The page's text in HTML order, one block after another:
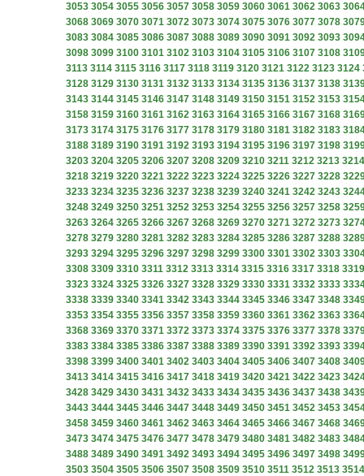
3053 3054 3055 3056 3057 3058 3059 3060 3061 3062 3063
3068 3069 3070 3071 3072 3073 3074 3075 3076 3077 3078
3083 3084 3085 3086 3087 3088 3089 3090 3091 3092 3093
3098 3099 3100 3101 3102 3103 3104 3105 3106 3107 3108
3113 3114 3115 3116 3117 3118 3119 3120 3121 3122 3123 3124
3128 3129 3130 3131 3132 3133 3134 3135 3136 3137 3138
3143 3144 3145 3146 3147 3148 3149 3150 3151 3152 3153
3158 3159 3160 3161 3162 3163 3164 3165 3166 3167 3168
3173 3174 3175 3176 3177 3178 3179 3180 3181 3182 3183
3188 3189 3190 3191 3192 3193 3194 3195 3196 3197 3198
3203 3204 3205 3206 3207 3208 3209 3210 3211 3212 3213 3214
3218 3219 3220 3221 3222 3223 3224 3225 3226 3227 3228
3233 3234 3235 3236 3237 3238 3239 3240 3241 3242 3243
3248 3249 3250 3251 3252 3253 3254 3255 3256 3257 3258
3263 3264 3265 3266 3267 3268 3269 3270 3271 3272 3273
3278 3279 3280 3281 3282 3283 3284 3285 3286 3287 3288
3293 3294 3295 3296 3297 3298 3299 3300 3301 3302 3303
3308 3309 3310 3311 3312 3313 3314 3315 3316 3317 3318 3319
3323 3324 3325 3326 3327 3328 3329 3330 3331 3332 3333
3338 3339 3340 3341 3342 3343 3344 3345 3346 3347 3348
3353 3354 3355 3356 3357 3358 3359 3360 3361 3362 3363
3368 3369 3370 3371 3372 3373 3374 3375 3376 3377 3378
3383 3384 3385 3386 3387 3388 3389 3390 3391 3392 3393
3398 3399 3400 3401 3402 3403 3404 3405 3406 3407 3408
3413 3414 3415 3416 3417 3418 3419 3420 3421 3422 3423
3428 3429 3430 3431 3432 3433 3434 3435 3436 3437 3438
3443 3444 3445 3446 3447 3448 3449 3450 3451 3452 3453
3458 3459 3460 3461 3462 3463 3464 3465 3466 3467 3468
3473 3474 3475 3476 3477 3478 3479 3480 3481 3482 3483
3488 3489 3490 3491 3492 3493 3494 3495 3496 3497 3498
3503 3504 3505 3506 3507 3508 3509 3510 3511 3512 3513 3514